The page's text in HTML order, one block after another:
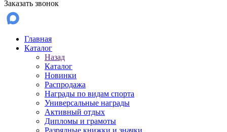
Заказать звонок
Главная
Каталог
Назад
Каталог
Новинки
Распродажа
Награды по видам спорта
Универсальные награды
Активный отдых
Дипломы и грамоты
Разрядные книжки и значки